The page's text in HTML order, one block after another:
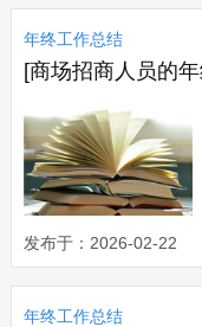
年终工作总结
发布于：2026-02-22
年终工作总结